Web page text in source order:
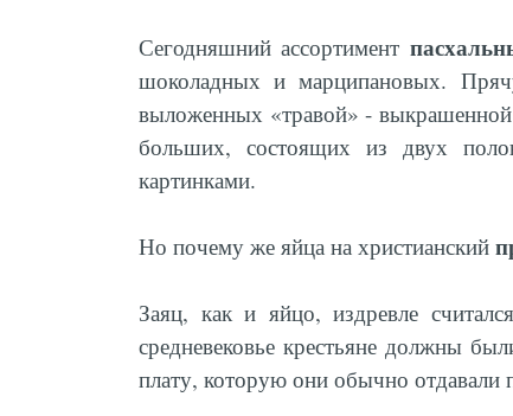
Сегодняшний ассортимент
шоколадных и марципановых.
выложенных «травой» - выкрашенной
больших, состоящих из двух
картинками.
Но почему же яйца на христианский
Заяц, как и яйцо, издревле
средневековье крестьяне должны
плату, которую они обычно отдавали